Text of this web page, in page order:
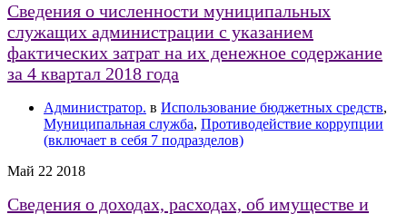
Сведения о численности муниципальных
служащих администрации с указанием
фактических затрат на их денежное содержание
за 4 квартал 2018 года
Администратор. в Использование бюджетных средств,
Муниципальная служба, Противодействие коррупции
(включает в себя 7 подразделов)
Май 22 2018
Сведения о доходах, расходах, об имуществе и